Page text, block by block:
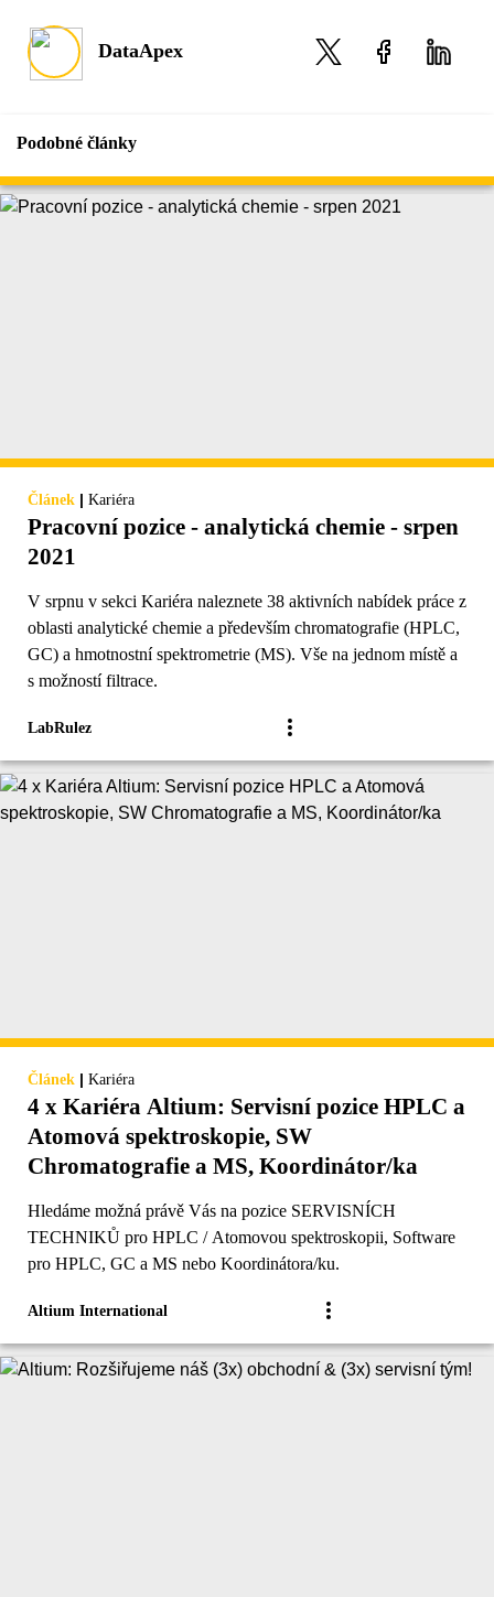
DataApex
Podobné články
Článek | Kariéra
Pracovní pozice - analytická chemie - srpen
2021
V srpnu v sekci Kariéra naleznete 38 aktivních nabídek práce z
oblasti analytické chemie a především chromatografie (HPLC,
GC) a hmotnostní spektrometrie (MS). Vše na jednom místě a
s možností filtrace.
LabRulez
Článek | Kariéra
4 x Kariéra Altium: Servisní pozice HPLC a
Atomová spektroskopie, SW
Chromatografie a MS, Koordinátor/ka
Hledáme možná právě Vás na pozice SERVISNÍCH
TECHNIKŮ pro HPLC / Atomovou spektroskopii, Software
pro HPLC, GC a MS nebo Koordinátora/ku.
Altium International